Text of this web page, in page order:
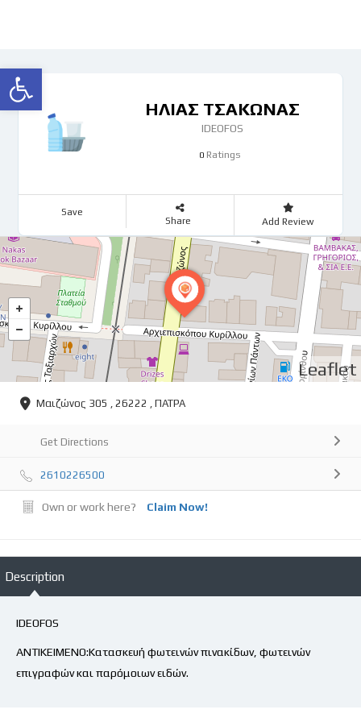
Ανοίξτε τη γραμμή εργαλείων
ΗΛΙΑΣ ΤΣΑΚΩΝΑΣ
IDEOFOS
0Ratings
Save
Share Add Review
Leaflet
Μαιζώνος 305 , 26222 , ΠΑΤΡΑ
Get Directions
2610226500
Own or work here? Claim Now!
Description
IDEOFOS
ΑΝΤΙΚΕΙΜΕΝΟ:Κατασκευή φωτεινών πινακίδων, φωτεινών
επιγραφών και παρόμοιων ειδών.